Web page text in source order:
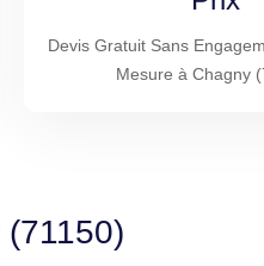
Devis Gratuit Sans
Mesure à Chagny